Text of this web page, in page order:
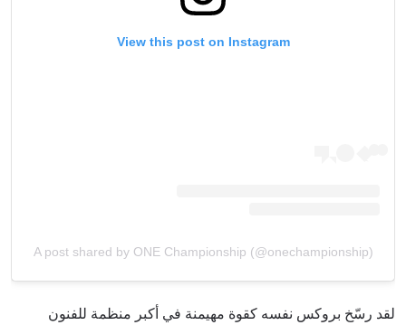
View this post on Instagram
A post shared by ONE Championship (@onechampionship)
لقد رسّخ بروكس نفسه كقوة مهيمنة في أكبر منظمة للفنون